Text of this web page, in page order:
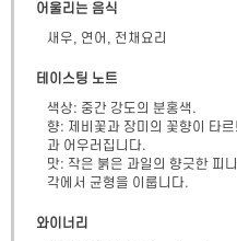
어울리는 음식
새우, 연어, 전채요리
테이스팅 노트
색상: 중간 강도의 분홍색.
향: 제비꽃과 장미의 꽃향이 타
과 어우러집니다.
맛: 작은 붉은 과일의 향긋한 피
각에서 균형을 이룹니다.
와이너리